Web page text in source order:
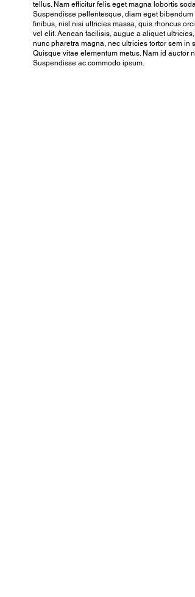
tellus. Nam efficitur felis eget magna lobortis
Suspendisse pellentesque, diam eget bibendum
finibus, nisl nisi ultricies massa, quis rhoncus orci
vel elit. Aenean facilisis, augue a aliquet ultricies,
nunc pharetra magna, nec ultricies tortor sem in
Quisque vitae elementum metus. Nam id auctor
Suspendisse ac commodo ipsum.